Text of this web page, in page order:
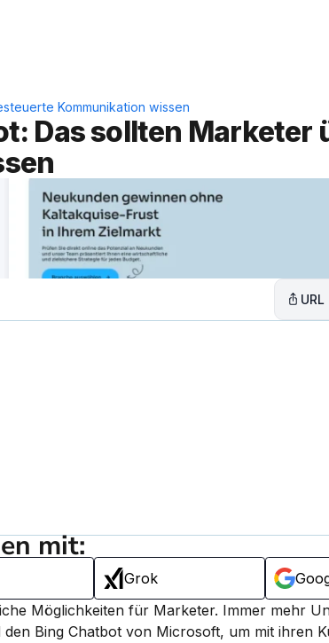
Kommunikation wissen
Das sollten Marketer
mit:
Grok
Möglichkeiten für Marketer. Immer mehr
Bing Chatbot von Microsoft, um mit ihren